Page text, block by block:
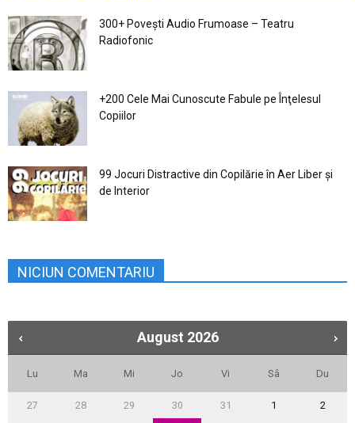
300+ Povești Audio Frumoase – Teatru
Radiofonic
+200 Cele Mai Cunoscute Fabule pe Înţelesul
Copiilor
99 Jocuri Distractive din Copilărie în Aer Liber şi
de Interior
NICIUN COMENTARIU
August 2026
Lu Ma Mi Jo Vi Sâ Du
27 28 29 30 31 1 2